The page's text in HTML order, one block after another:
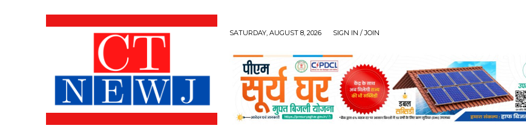
SATURDAY, AUGUST 8, 2026 SIGN IN / JOIN